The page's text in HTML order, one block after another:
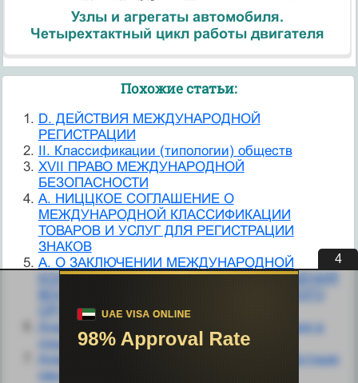
Узлы и агрегаты автомобиля.
Четырехтактный цикл работы двигателя
Похожие статьи:
D. ДЕЙСТВИЯ МЕЖДУНАРОДНОЙ
РЕГИСТРАЦИИ
II. Классификации (типологии) обществ
XVII ПРАВО МЕЖДУНАРОДНОЙ
БЕЗОПАСНОСТИ
А. НИЦЦКОЕ СОГЛАШЕНИЕ О
МЕЖДУНАРОДНОЙ КЛАССИФИКАЦИИ
ТОВАРОВ И УСЛУГ ДЛЯ РЕГИСТРАЦИИ
ЗНАКОВ
А. О ЗАКЛЮЧЕНИИ МЕЖДУНАРОДНОЙ
КОНВЕНЦИИ ОТНОСИТЕЛЬНО СОКРАЩЕНИЯ
ОРУЖИЯ
Адаптация к условиям жизни и воспитания в
дошкольном учреждении
Адаптация международной рекламы к местным
национальным условиям
3